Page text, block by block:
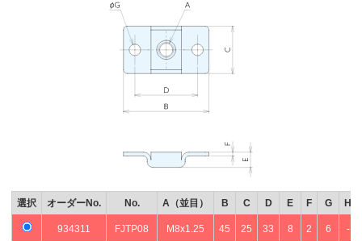
選択 オーダーNo. No. A（並目） B C D E F G H
934311 FJTP08 M8x1.25 45 25 33 8 2 6 -